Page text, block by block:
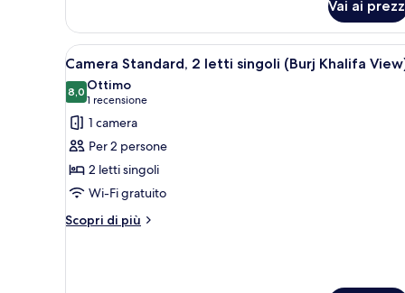
Vai ai
Apri
tutte
le
foto
per
Camera
Standard,
2
letti
Una camera d'albergo con
4
Camera Standard, 2 letti singoli (Burj Khalifa
8,08,0 su 10
Ottimo
1 recensione
(1
recensione)
1 camera
Per 2 persone
2 letti singoli
Wi-Fi gratuito
Scopri di più
Altri